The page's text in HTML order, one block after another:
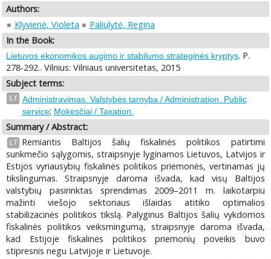
Authors:
Klyvienė, Violeta
Paliulytė, Regina
In the Book:
Lietuvos ekonomikos augimo ir stabilumo strateginės kryptys. P.
278-292.. Vilnius: Vilniaus universitetas, 2015
Subject terms:
LT
Administravimas. Valstybės tarnyba / Administration. Public
service; Mokesčiai / Taxation.
Summary / Abstract:
LT
Remiantis Baltijos šalių fiskalinės politikos patirtimi
sunkmečio sąlygomis, straipsnyje lyginamos Lietuvos, Latvijos ir
Estijos vyriausybių fiskalinės politikos priemonės, vertinamas jų
tikslingumas. Straipsnyje daroma išvada, kad visų Baltijos
valstybių pasirinktas sprendimas 2009–2011 m. laikotarpiu
mažinti viešojo sektoriaus išlaidas atitiko optimalios
stabilizacinės politikos tikslą. Palyginus Baltijos šalių vykdomos
fiskalinės politikos veiksmingumą, straipsnyje daroma išvada,
kad Estijoje fiskalinės politikos priemonių poveikis buvo
stipresnis negu Latvijoje ir Lietuvoje.